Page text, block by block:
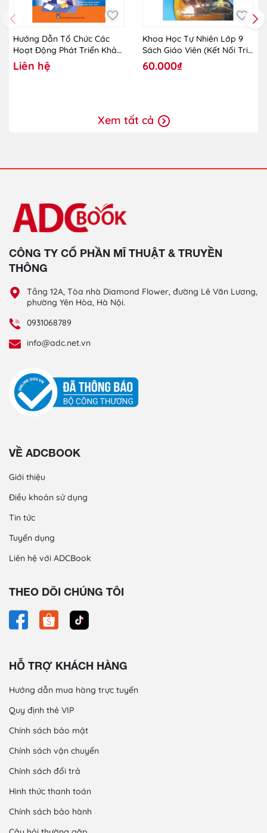
Hướng Dẫn Tổ Chức Các
Hoạt Động Phát Triển Khả
Năng Sáng Tạo Cho Trẻ
Mầm Non (Dành Cho CBQL
Liên hệ
Khoa Học Tự Nhiên Lớp 9
Sách Giáo Viên (Kết Nối Tri
Thức Với Cuộc Sống)-2024
60.000₫
Xem tất cả
CÔNG TY CỔ PHẦN MĨ THUẬT & TRUYỀN
THÔNG
Tầng 12A, Tòa nhà Diamond Flower, đường Lê Văn Lương,
phường Yên Hòa, Hà Nội.
0931068789
info@adc.net.vn
VỀ ADCBOOK
Giới thiệu
Điều khoản sử dụng
Tin tức
Tuyển dụng
Liên hệ với ADCBook
THEO DÕI CHÚNG TÔI
HỖ TRỢ KHÁCH HÀNG
Hướng dẫn mua hàng trực tuyến
Quy định thẻ VIP
Chính sách bảo mật
Chính sách vận chuyển
Chính sách đổi trả
Hình thức thanh toán
Chính sách bảo hành